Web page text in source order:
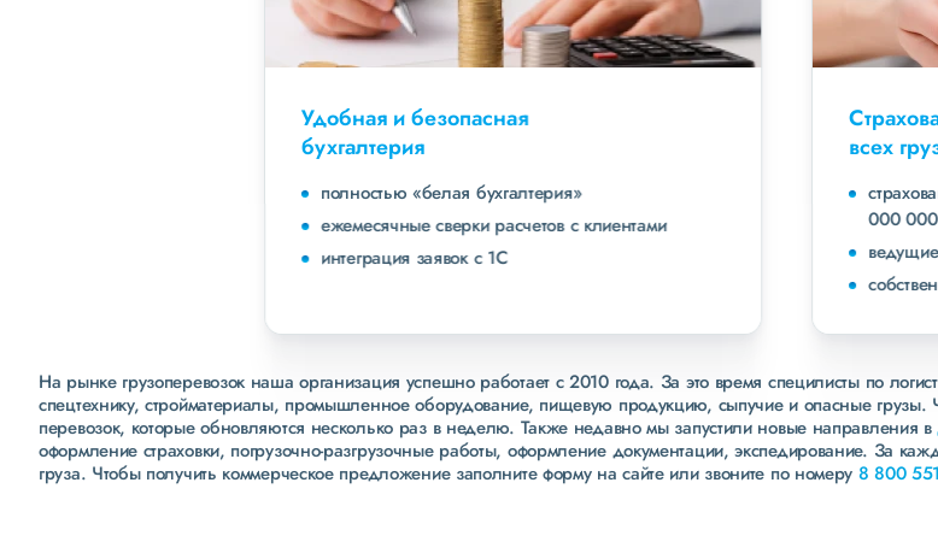
Удобная и безопасная
полностью «белая бухгалтерия»
ежемесячные сверки расчетов с клиентами
страхование ответственности
000 000 рублей
ведущие страховые компании
собственная служба безопасности
На рынке грузоперевозок наша организация успешно работает с 2010 года. За это время специлисты по
спецтехнику, стройматериалы, промышленное оборудование, пищевую продукцию, сыпучие и опасные грузы.
перевозок, которые обновляются несколько раз в неделю. Также недавно мы запустили новые направления в
оформление страховки, погрузочно-разгрузочные работы, оформление документации, экспедирование. За
груза. Чтобы получить коммерческое предложение заполните форму на сайте или звоните по номеру 8 800